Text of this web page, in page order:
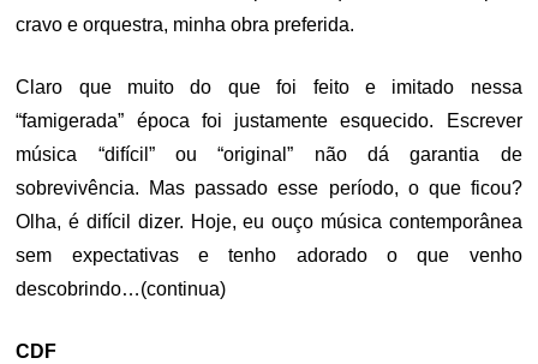
cravo e orquestra, minha obra preferida.
Claro que muito do que foi feito e imitado nessa
“famigerada” época foi justamente esquecido. Escrever
música “difícil” ou “original” não dá garantia de
sobrevivência. Mas passado esse período, o que ficou?
Olha, é difícil dizer. Hoje, eu ouço música contemporânea
sem expectativas e tenho adorado o que venho
descobrindo…(continua)
CDF